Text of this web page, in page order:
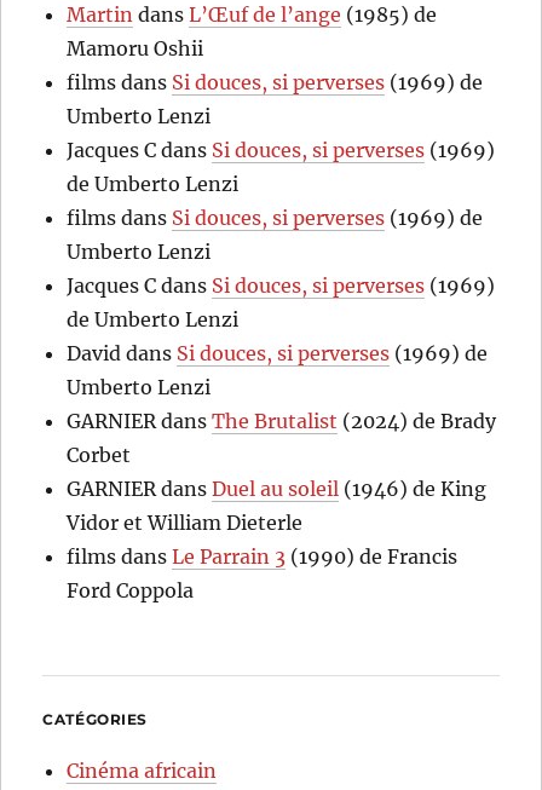
Martin dansL’Œuf de l’ange (1985) de
Mamoru Oshii
films dans Si douces, si perverses (1969) de
Umberto Lenzi
Jacques C dans Si douces, si perverses (1969)
de Umberto Lenzi
films dans Si douces, si perverses (1969) de
Umberto Lenzi
Jacques C dans Si douces, si perverses (1969)
de Umberto Lenzi
David dans Si douces, si perverses (1969) de
Umberto Lenzi
GARNIER dansThe Brutalist (2024) de Brady
Corbet
GARNIER dansDuel au soleil (1946) de King
Vidor et William Dieterle
films dansLe Parrain 3 (1990) de Francis
Ford Coppola
CATÉGORIES
Cinéma africain